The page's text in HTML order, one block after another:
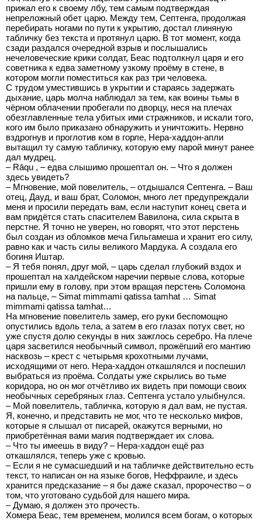
прижал его к своему лбу, тем самым подтверждая
непреложный обет царю. Между тем, Септенга, продолжая
перебирать ногами по пути к укрытию, достал глиняную
табличку без текста и протянул царю. В тот момент, когда
сзади раздался очередной взрыв и послышались
нечеловеческие крики солдат, Беас подтолкнул царя и его
советника к едва заметному узкому проёму в стене, в
котором могли поместиться как раз три человека.
С трудом уместившись в укрытии и стараясь задержать
дыхание, царь молча наблюдал за тем, как воины тьмы в
чёрном облачении пробегали по дворцу, неся на плечах
обезглавленные тела убитых ими стражников, и искали того,
кого им было приказано обнаружить и уничтожить. Нервно
вздрогнув и проглотив ком в горле, Нера-хаддон-апли
вытащил ту самую табличку, которую ему парой минут ранее
дал мудрец.
– Rāqu , – едва слышимо прошептал он. – Что я должен
здесь увидеть?
– Мгновение, мой повелитель, – отдышался Септенга. – Ваш
отец, Дауд, и ваш брат, Соломон, много лет предупреждали
меня и просили передать вам, если наступит конец света и
вам придётся стать спасителем Вавилона, сила скрыта в
перстне. Я точно не уверен, но говорят, что этот перстень
был создан из обломков меча Гильгамеша и хранит его силу,
равно как и часть силы великого Мардука. А создала его
богиня Иштар.
– Я тебя понял, друг мой, – царь сделал глубокий вздох и
прошептал на халдейском наречии первые слова, которые
пришли ему в голову, при этом вращая перстень Соломона
на пальце, – Simat mimmami qatissa tamhat … Simat
mimmami qatissa tamhat…
На мгновение повелитель замер, его руки беспомощно
опустились вдоль тела, а затем в его глазах потух свет, но
уже спустя долю секунды в них зажглось серебро. На плече
царя засветился необычный символ, прожёгший его мантию
насквозь – крест с четырьмя крохотными лучами,
исходящими от него. Нера-хаддон откашлялся и поспешил
выбраться из проёма. Солдаты уже скрылись во тьме
коридора, но он мог отчётливо их видеть при помощи своих
необычных серебряных глаз. Септенга устало улыбнулся.
– Мой повелитель, табличка, которую я дал вам, не пустая.
Я, конечно, и представить не мог, что те несколько мифов,
которые я слышал от писарей, окажутся верными, но
приобретённая вами магия подтверждает их слова.
– Что ты имеешь в виду? – Нера-хаддон ещё раз
откашлялся, теперь уже с кровью.
– Если я не сумасшедший и на табличке действительно есть
текст, то написан он на языке богов, Неффраиле, и здесь
хранится предсказание – я бы даже сказал, пророчество – о
том, что уготовано судьбой для нашего мира.
– Думаю, я должен это прочесть.
Хомера Беас, тем временем, молился всем богам, о которых